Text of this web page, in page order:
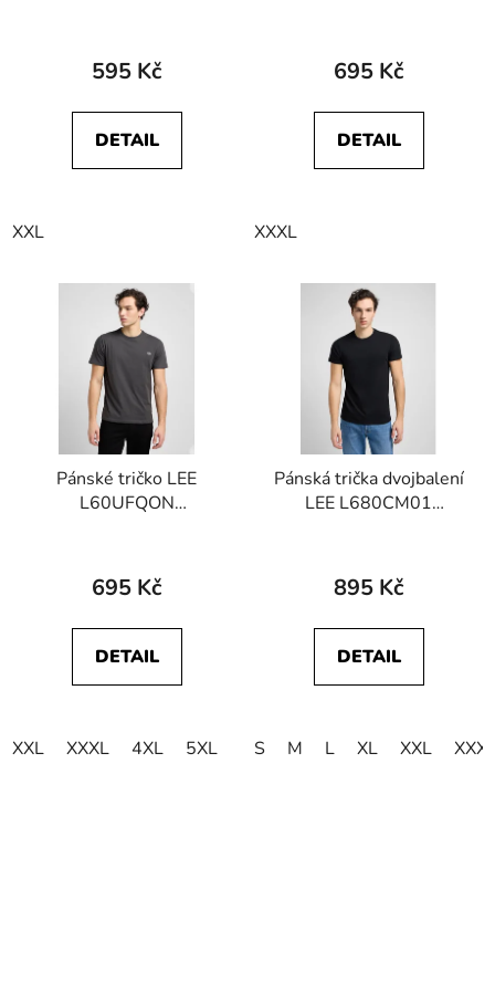
595 Kč
DETAIL
XXL
Faded Black
695 Kč
DETAIL
XXXL
Pánské tričko LEE
L60UFQON
Black
695 Kč
DETAIL
XXL XXXL 4XL 5XL
Pánská trička dvojbalení
LEE L680CM01
895 Kč
DETAIL
S M L XL XXL